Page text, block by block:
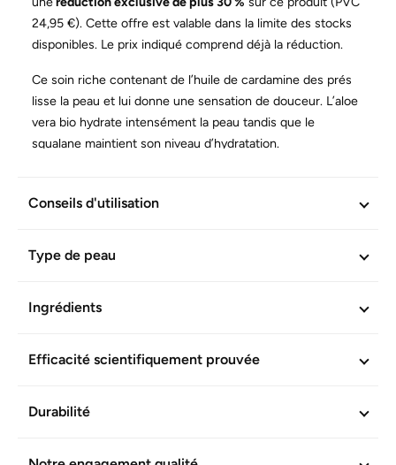
24,95 €). Cette offre est valable dans la limite des stocks
disponibles. Le prix indiqué comprend déjà la réduction.
Ce soin riche contenant de l’huile de cardamine des prés
lisse la peau et lui donne une sensation de douceur. L’aloe
vera bio hydrate intensément la peau tandis que le
squalane maintient son niveau d’hydratation.
dérivés d’huiles minérales. Vegan.
INFORMATIONS COMPLÉMENTAIRES
Conseils d'utilisation
Type de peau
Ingrédients
Efficacité scientifiquement prouvée
Durabilité